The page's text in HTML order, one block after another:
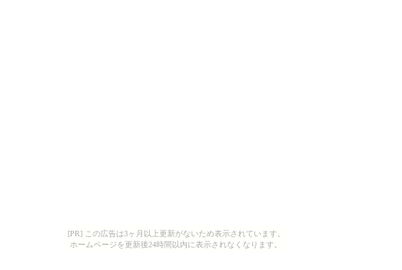
[PR] この広告は3ヶ月以上更新がないため表示されています。
ホームページを更新後24時間以内に表示されなくなります。